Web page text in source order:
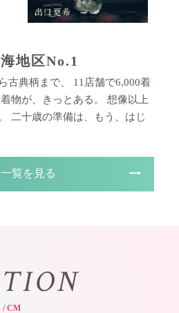
地区No.1
古典柄まで、
11店舗で6,000着
物が、きっとある。
想像以上
二十歳の準備は、もう、はじ
覧を見る
TION
/ CM